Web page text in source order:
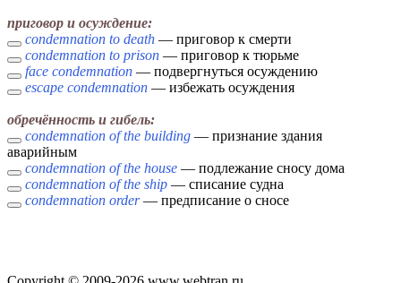
приговор и осуждение:
condemnation to death — приговор к смерти
condemnation to prison — приговор к тюрьме
face condemnation — подвергнуться осуждению
escape condemnation — избежать осуждения
обречённость и гибель:
condemnation of the building — признание здания
аварийным
condemnation of the house — подлежание сносу дома
condemnation of the ship — списание судна
condemnation order— предписание о сносе